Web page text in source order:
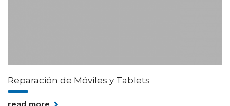
Reparación de Móviles y Tablets
read more